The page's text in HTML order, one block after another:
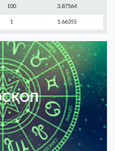
100 3.87564
1 1.66355